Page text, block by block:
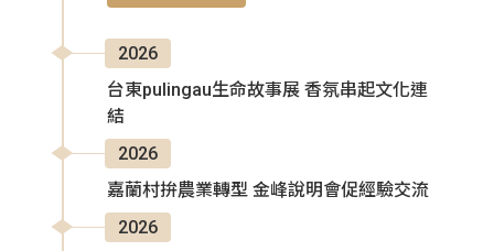
2026
台東pulingau生命故事展 香氛串起文化連
結
2026
嘉蘭村拚農業轉型 金峰說明會促經驗交流
2026